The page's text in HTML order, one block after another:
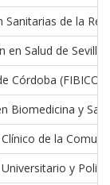
de la
Salud de Sevilla
Córdoba (FIBICO)
Biomedicina y
de la
y